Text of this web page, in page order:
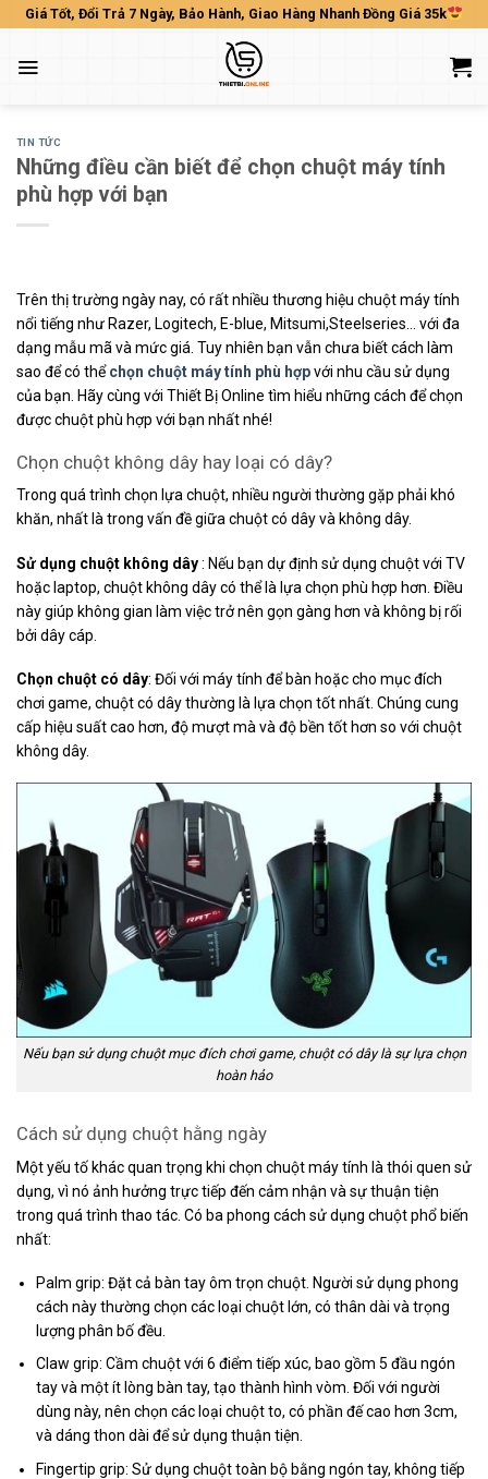
Skip
content
Giá Tốt, Đổi Trả 7 Ngày, Bảo Hành, Giao Hàng Nhanh Đồng Giá 35k
TIN TỨC
Những điều cần biết để chọn chuột máy tính
phù hợp với bạn
Trên thị trường ngày nay, có rất nhiều thương hiệu chuột máy tính
nổi tiếng như Razer, Logitech, E-blue, Mitsumi,Steelseries… với đa
dạng mẫu mã và mức giá. Tuy nhiên bạn vẫn chưa biết cách làm
sao để có thểchọn chuột máy tính phù hợpvới nhu cầu sử dụng
của bạn. Hãy cùng với Thiết Bị Online tìm hiểu những cách để chọn
được chuột phù hợp với bạn nhất nhé!
Chọn chuột không dây hay loại có dây?
Trong quá trình chọn lựa chuột, nhiều người thường gặp phải khó
khăn, nhất là trong vấn đề giữa chuột có dây và không dây.
Sử dụng chuột không dây: Nếu bạn dự định sử dụng chuột với TV
hoặc laptop, chuột không dây có thể là lựa chọn phù hợp hơn. Điều
này giúp không gian làm việc trở nên gọn gàng hơn và không bị rối
bởi dây cáp.
Chọn chuột có dây: Đối với máy tính để bàn hoặc cho mục đích
chơi game, chuột có dây thường là lựa chọn tốt nhất. Chúng cung
cấp hiệu suất cao hơn, độ mượt mà và độ bền tốt hơn so với chuột
không dây.
Nếu bạn sử dụng chuột mục đích chơi game, chuột có dây là sự lựa chọn
hoàn hảo
Cách sử dụng chuột hằng ngày
Một yếu tố khác quan trọng khi chọn chuột máy tính là thói quen sử
dụng, vì nó ảnh hưởng trực tiếp đến cảm nhận và sự thuận tiện
trong quá trình thao tác. Có ba phong cách sử dụng chuột phổ biến
nhất:
Palm grip: Đặt cả bàn tay ôm trọn chuột. Người sử dụng phong
cách này thường chọn các loại chuột lớn, có thân dài và trọng
lượng phân bố đều.
Claw grip: Cầm chuột với 6 điểm tiếp xúc, bao gồm 5 đầu ngón
tay và một ít lòng bàn tay, tạo thành hình vòm. Đối với người
dùng này, nên chọn các loại chuột to, có phần đế cao hơn 3cm,
và dáng thon dài để sử dụng thuận tiện.
Fingertip grip: Sử dụng chuột toàn bộ bằng ngón tay, không tiếp